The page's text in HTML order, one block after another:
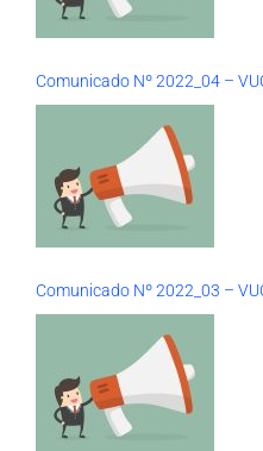
Comunicado Nº 2022_04 –
Comunicado Nº 2022_03 –